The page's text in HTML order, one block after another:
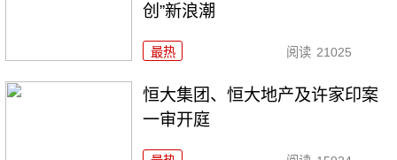
创”新浪潮
最热 阅读 21025
恒大集团、恒大地产及许家印案
一审开庭